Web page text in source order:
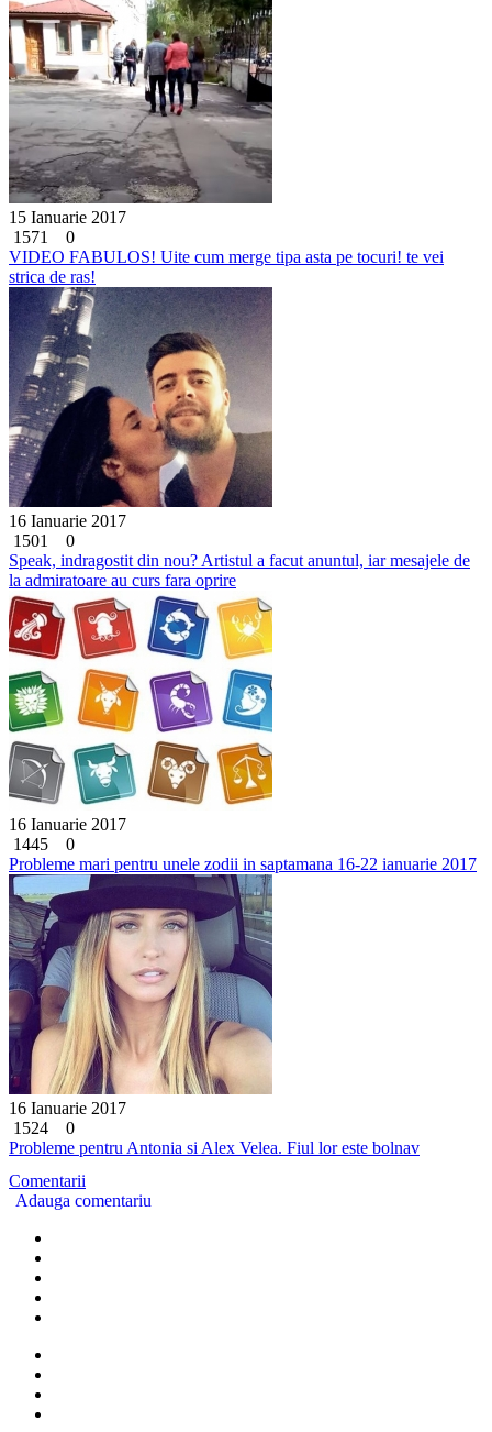
15 Ianuarie 2017
1571
0
VIDEO FABULOS! Uite cum merge tipa asta pe tocuri! te vei
strica de ras!
16 Ianuarie 2017
1501
0
Speak, indragostit din nou? Artistul a facut anuntul, iar mesajele de
la admiratoare au curs fara oprire
16 Ianuarie 2017
1445
0
Probleme mari pentru unele zodii in saptamana 16-22 ianuarie 2017
16 Ianuarie 2017
1524
0
Probleme pentru Antonia si Alex Velea. Fiul lor este bolnav
Comentarii
Adauga comentariu